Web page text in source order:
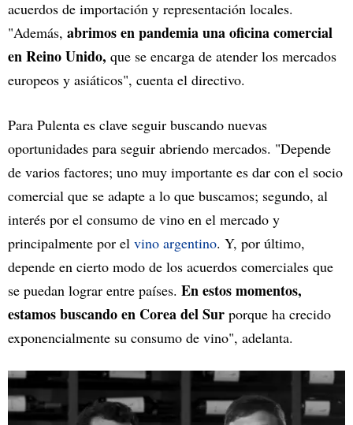
acuerdos de importación y representación locales.
"Además, abrimos en pandemia una oficina comercial
en Reino Unido, que se encarga de atender los mercados
europeos y asiáticos", cuenta el directivo.
Para Pulenta es clave seguir buscando nuevas
oportunidades para seguir abriendo mercados. "Depende
de varios factores; uno muy importante es dar con el socio
comercial que se adapte a lo que buscamos; segundo, al
interés por el consumo de vino en el mercado y
principalmente por el vino argentino. Y, por último,
depende en cierto modo de los acuerdos comerciales que
se puedan lograr entre países. En estos momentos,
estamos buscando en Corea del Sur porque ha crecido
exponencialmente su consumo de vino", adelanta.